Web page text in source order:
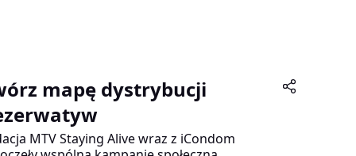
mapę dystrybucji
MTV Staying Alive wraz z iCondom